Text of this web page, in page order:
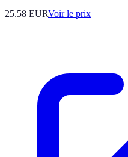
25.58 EURVoir le prix